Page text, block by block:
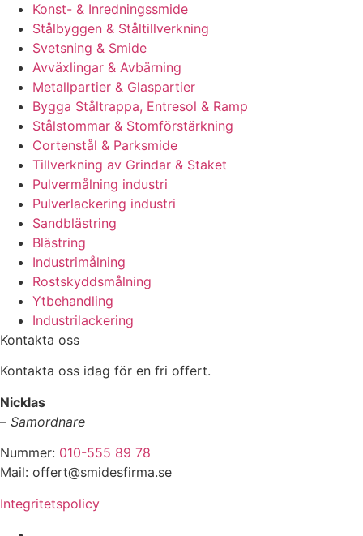
Konst- & Inredningssmide
Stålbyggen & Ståltillverkning
Svetsning & Smide
Avväxlingar & Avbärning
Metallpartier & Glaspartier
Bygga Ståltrappa, Entresol & Ramp
Stålstommar & Stomförstärkning
Cortenstål & Parksmide
Tillverkning av Grindar & Staket
Pulvermålning industri
Pulverlackering industri
Sandblästring
Blästring
Industrimålning
Rostskyddsmålning
Ytbehandling
Industrilackering
Kontakta oss
Kontakta oss idag för en fri offert.
Nicklas
– Samordnare
Nummer: 010-555 89 78
Mail: offert@smidesfirma.se
Integritetspolicy